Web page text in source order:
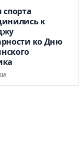
спорта
к
ко Дню